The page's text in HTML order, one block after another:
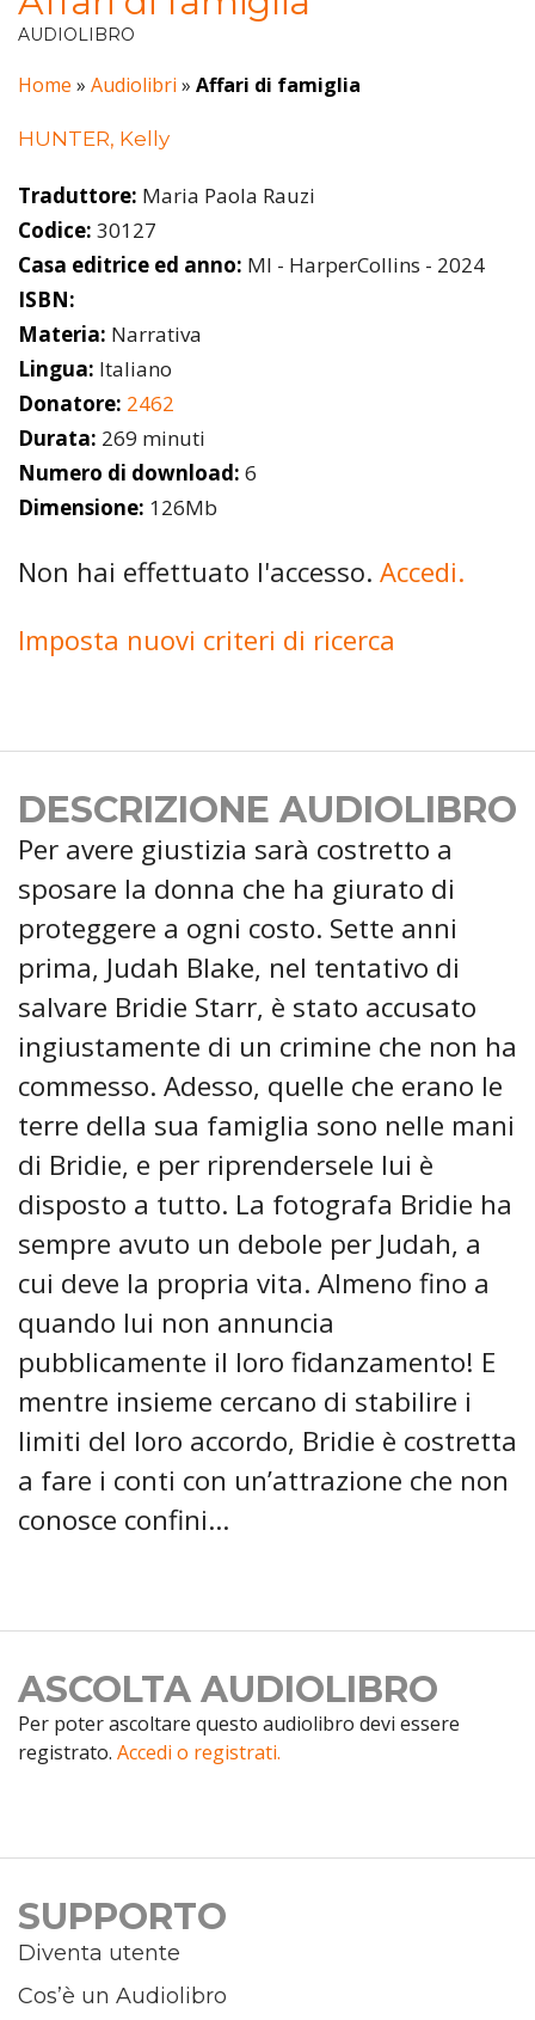
AUDIOLIBRO
Home » Audiolibri » Affari di famiglia
HUNTER, Kelly
Traduttore: Maria Paola Rauzi
Codice: 30127
Casa editrice ed anno: MI - HarperCollins - 2024
ISBN:
Materia: Narrativa
Lingua: Italiano
Donatore: 2462
Durata: 269 minuti
Numero di download: 6
Dimensione: 126Mb
Non hai effettuato l'accesso. Accedi.
Imposta nuovi criteri di ricerca
DESCRIZIONE AUDIOLIBRO
Per avere giustizia sarà costretto a
sposare la donna che ha giurato di
proteggere a ogni costo. Sette anni
prima, Judah Blake, nel tentativo di
salvare Bridie Starr, è stato accusato
ingiustamente di un crimine che non ha
commesso. Adesso, quelle che erano le
terre della sua famiglia sono nelle mani
di Bridie, e per riprendersele lui è
disposto a tutto. La fotografa Bridie ha
sempre avuto un debole per Judah, a
cui deve la propria vita. Almeno fino a
quando lui non annuncia
pubblicamente il loro fidanzamento! E
mentre insieme cercano di stabilire i
limiti del loro accordo, Bridie è costretta
a fare i conti con un’attrazione che non
conosce confini...
ASCOLTA AUDIOLIBRO
Per poter ascoltare questo audiolibro devi essere
registrato. Accedi o registrati.
SUPPORTO
Diventa utente
Cos’è un Audiolibro